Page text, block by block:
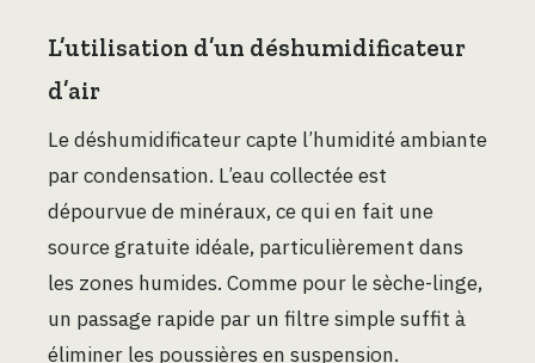
L’utilisation d’un déshumidificateur
d’air
Le déshumidificateur capte l’humidité ambiante
par condensation. L’eau collectée est
dépourvue de minéraux, ce qui en fait une
source gratuite idéale, particulièrement dans
les zones humides. Comme pour le sèche-linge,
un passage rapide par un filtre simple suffit à
éliminer les poussières en suspension.